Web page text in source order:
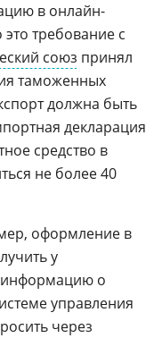
в онлайн-
требование с
союз принял
таможенных
должна быть
декларация
средство в
не более 40
оформление в
у
информацию о
управления
через